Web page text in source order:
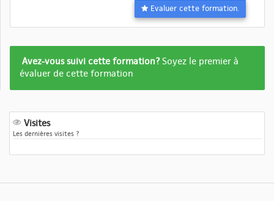
Evaluer cette formation.
Formation
pas
Avez-vous suivi cette formation?Soyez le premier à
évaluer de cette formation
Visites
Les dernières visites ?